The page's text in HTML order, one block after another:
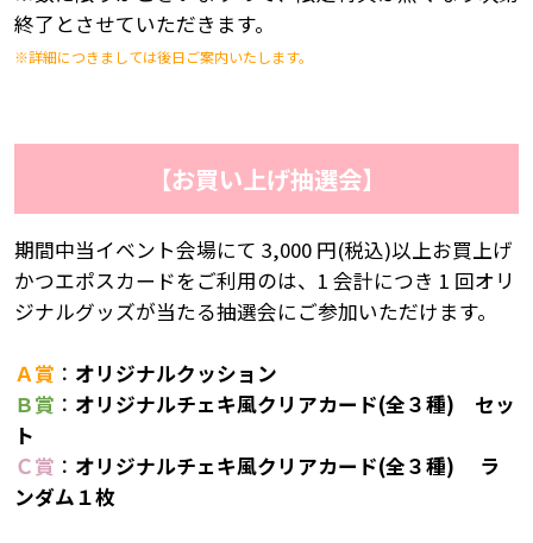
終了とさせていただきます。
※詳細につきましては後日ご案内いたします。
【お買い上げ抽選会】
期間中当イベント会場にて 3,000 円(税込)以上お買上げ
かつエポスカードをご利用のは、1 会計につき 1 回オリ
ジナルグッズが当たる抽選会にご参加いただけます。
Ａ賞 ： オリジナルクッション
Ｂ賞 ： オリジナルチェキ風クリアカード(全３種) セッ
ト
Ｃ賞 ： オリジナルチェキ風クリアカード(全３種) ラ
ンダム１枚